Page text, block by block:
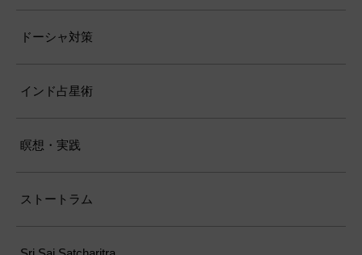
ドーシャ対策
インド占星術
瞑想・実践
ストートラム